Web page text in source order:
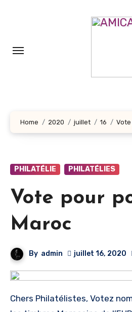
principal
Home 2020 juillet 16
PHILATÉLIE PHILATÉLIES
Vote pour
Maroc
By admin juillet 16, 2020
Chers Philatélistes, Votez nombreux, votez pour